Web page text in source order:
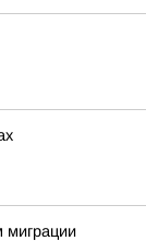
миграции